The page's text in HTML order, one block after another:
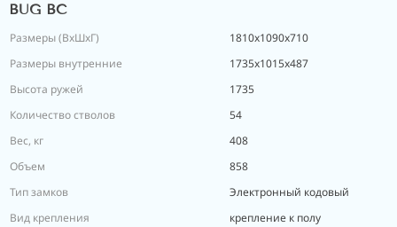
BUG BC
Размеры (ВxШxГ)
1810x1090x710
Размеры внутренние
1735x1015x487
Высота ружей
1735
Количество стволов
54
Вес, кг
408
Объем
858
Тип замков
Электронный кодовый
Вид крепления
крепление к полу